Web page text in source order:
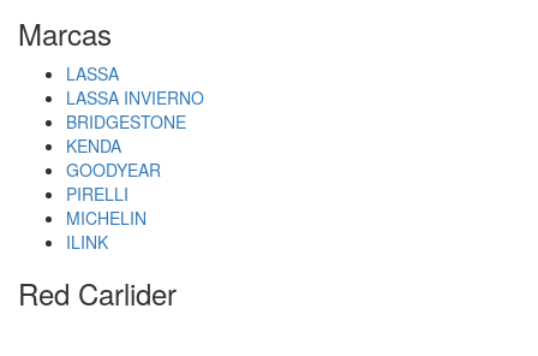
Marcas
LASSA
LASSA INVIERNO
BRIDGESTONE
KENDA
GOODYEAR
PIRELLI
MICHELIN
ILINK
Red Carlider